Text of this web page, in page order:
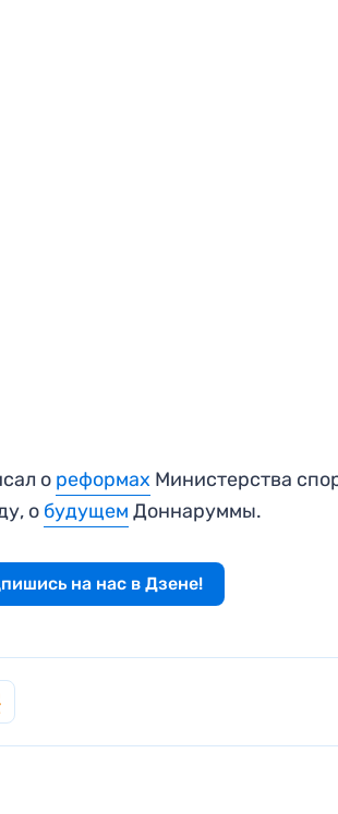
о реформах Министерства
о будущем Доннаруммы.
на нас в Дзене!